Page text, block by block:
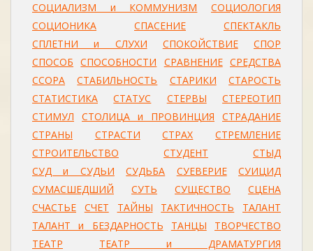
СОЦИАЛИЗМ и КОММУНИЗМ
СОЦИОЛОГИЯ
СОЦИОНИКА
СПАСЕНИЕ
СПЕКТАКЛЬ
СПЛЕТНИ и СЛУХИ
СПОКОЙСТВИЕ
СПОР
СПОСОБ СПОСОБНОСТИ СРАВНЕНИЕ СРЕДСТВА
ССОРА
СТАБИЛЬНОСТЬ СТАРИКИ
СТАРОСТЬ
СТАТИСТИКА
СТАТУС СТЕРВЫ
СТЕРЕОТИП
СТИМУЛ
СТОЛИЦА и ПРОВИНЦИЯ
СТРАДАНИЕ
СТРАНЫ
СТРАСТИ СТРАХ
СТРЕМЛЕНИЕ
СТРОИТЕЛЬСТВО
СТУДЕНТ
СТЫД
СУД и СУДЬИ
СУДЬБА СУЕВЕРИЕ
СУИЦИД
СУМАСШЕДШИЙ
СУТЬ СУЩЕСТВО
СЦЕНА
СЧАСТЬЕ
СЧЕТ ТАЙНЫ ТАКТИЧНОСТЬ
ТАЛАНТ
ТАЛАНТ и БЕЗДАРНОСТЬ
ТАНЦЫ
ТВОРЧЕСТВО
ТЕАТР
ТЕАТР и ДРАМАТУРГИЯ